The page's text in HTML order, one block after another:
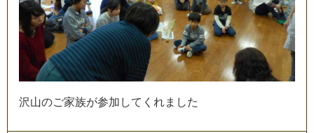
沢山のご家族が参加 して く れま した